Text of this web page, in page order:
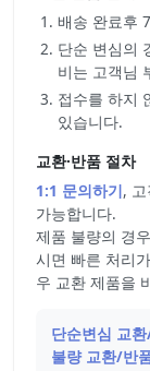
배송 완료후
단순 변심의
비는 고객님
접수를 하지
있습니다.
교환·반품 절차
1:1 문의하기,
가능합니다.
제품 불량의 경
시면 빠른 처리
우 교환 제품을
단순변심 교
불량 교환/반